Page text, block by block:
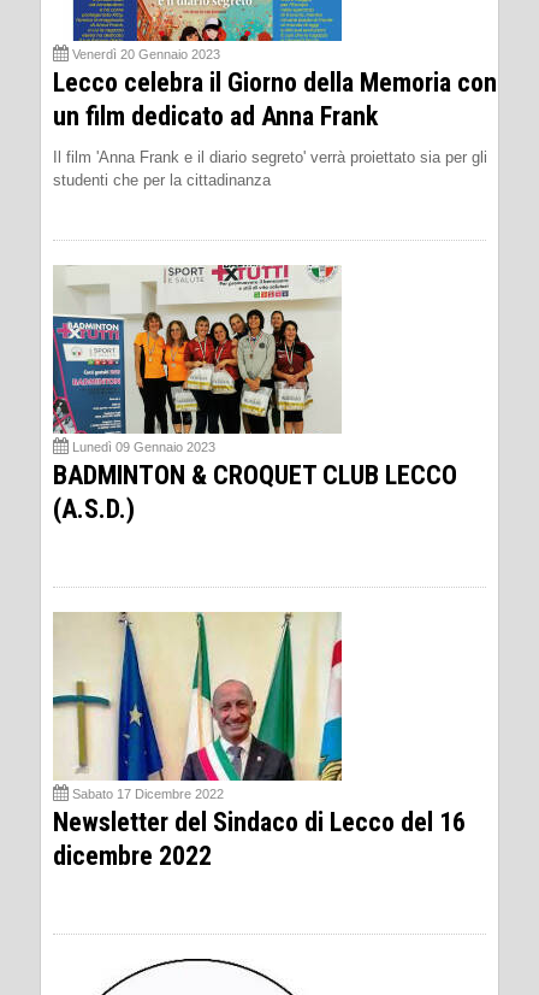
Venerdì 20 Gennaio 2023
Lecco celebra il Giorno della Memoria con
un film dedicato ad Anna Frank
Il film 'Anna Frank e il diario segreto' verrà proiettato sia per gli
studenti che per la cittadinanza
Lunedì 09 Gennaio 2023
BADMINTON & CROQUET CLUB LECCO
(A.S.D.)
Sabato 17 Dicembre 2022
Newsletter del Sindaco di Lecco del 16
dicembre 2022